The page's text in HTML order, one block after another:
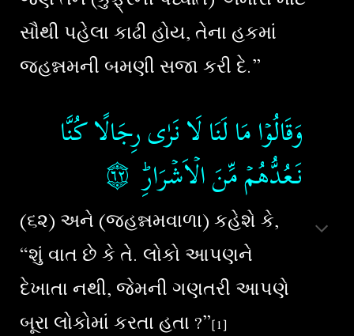
સૌથી પહેલા કાઢી હોય, તેના હકમાં
જહન્નમની બમણી સજા કરી દે.”
وَقَالُوۡا مَا لَنَا لَا نَرٰى رِجَالًا كُنَّا
نَـعُدُّهُمۡ مِّنَ الۡاَشۡرَارِؕ‏ ‏ ۝٦٢
(૬૨) અને (જહન્નમવાળા) કહેશે કે,
“શું વાત છે કે તે. લોકો આપણને
દેખાતા નથી, જેમની ગણતરી આપણે
બૂરા લોકોમાં કરતા હતા ?”[1]